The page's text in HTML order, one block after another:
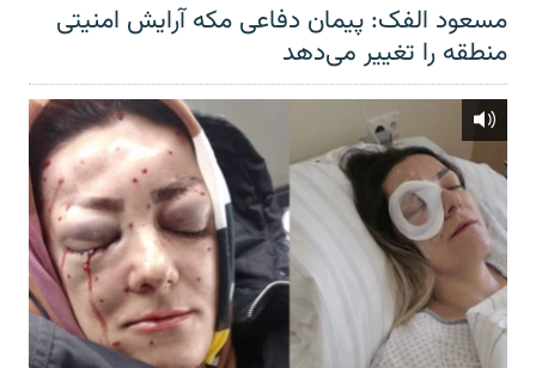
مسعود الفک: پیمان دفاعی مکه آرایش امنیتی
منطقه را تغییر می‌دهد